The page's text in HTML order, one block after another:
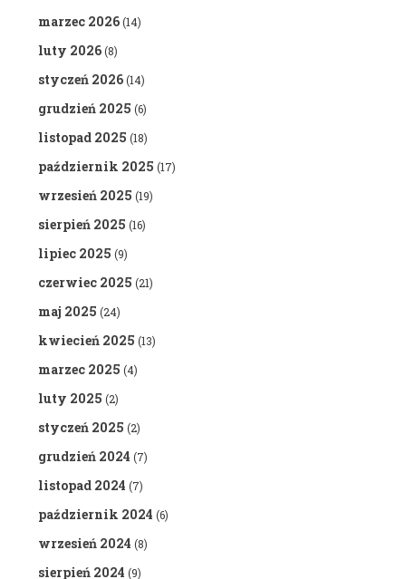
marzec 2026(14)
luty 2026(8)
styczeń 2026(14)
grudzień 2025 (6)
listopad 2025 (18)
październik 2025 (17)
wrzesień 2025 (19)
sierpień 2025 (16)
lipiec 2025 (9)
czerwiec 2025 (21)
maj 2025 (24)
kwiecień 2025 (13)
marzec 2025 (4)
luty 2025 (2)
styczeń 2025 (2)
grudzień 2024 (7)
listopad 2024 (7)
październik 2024 (6)
wrzesień 2024 (8)
sierpień 2024 (9)